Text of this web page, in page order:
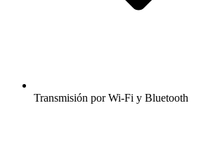
Transmisión por Wi-Fi y Bluetooth